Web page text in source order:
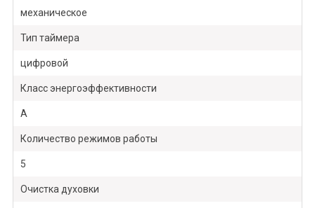
механическое
Тип таймера
цифровой
Класс энергоэффективности
A
Количество режимов работы
5
Очистка духовки